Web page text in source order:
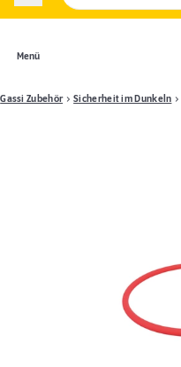
Menü
Gassi Zubehör Sicherheit im Dunkeln